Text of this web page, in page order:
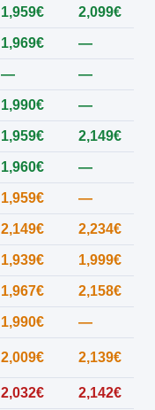
1,959€ 2,099€
1,969€ —
— —
1,990€ —
1,959€ 2,149€
1,960€ —
1,959€ —
2,149€ 2,234€
1,939€ 1,999€
1,967€ 2,158€
1,990€ —
2,009€ 2,139€
2,032€ 2,142€